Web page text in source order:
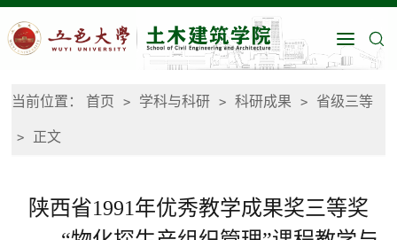
当前位置： 首页 > 学科与科研 > 科研成果 > 省级三等
> 正文
陕西省1991年优秀教学成果奖三等奖